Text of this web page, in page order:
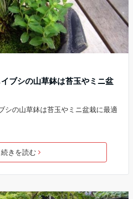
ブシの山草鉢は苔玉やミニ盆
シの山草鉢は苔玉やミニ盆栽に最適
続きを読む